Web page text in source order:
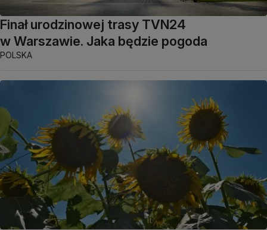
Finał urodzinowej trasy TVN24
w Warszawie. Jaka będzie pogoda
POLSKA